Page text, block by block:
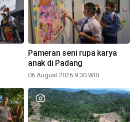
Pameran seni rupa karya
anak di Padang
06 August 2026 9:30 WIB